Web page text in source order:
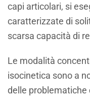
capi articolari, si
caratterizzate di
scarsa capacità di
Le modalità
isocinetica sono a
delle problematiche